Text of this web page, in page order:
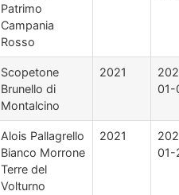
Patrimo
Campania
Rosso
Scopetone
Brunello di
Montalcino
2021
01-
Alois Pallagrello
Bianco Morrone
Terre del
Volturno
2021
01-